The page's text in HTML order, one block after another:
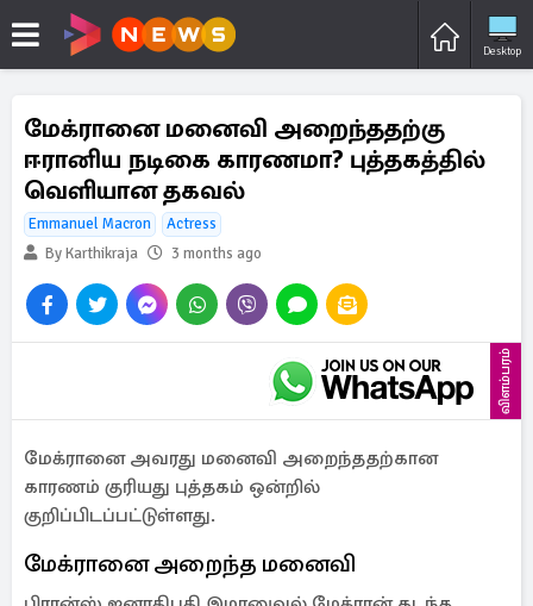
Desktop
மேக்ரானை மனைவி அறைந்ததற்கு
ஈரானிய நடிகை காரணமா? புத்தகத்தில்
வெளியான தகவல்
Emmanuel Macron
Actress
By Karthikraja
3 months ago
விளம்பரம்
மேக்ரானை அவரது மனைவி அறைந்ததற்கான
காரணம் குரியது புத்தகம் ஒன்றில்
குறிப்பிடப்பட்டுள்ளது.
மேக்ரானை அறைந்த மனைவி